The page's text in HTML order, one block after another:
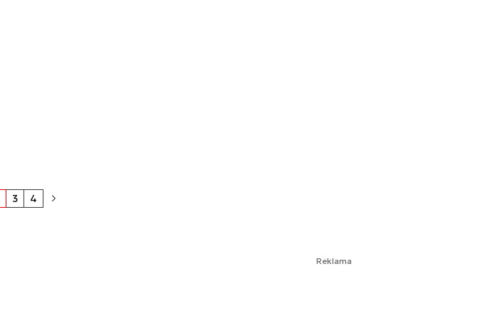
3 4
Reklama